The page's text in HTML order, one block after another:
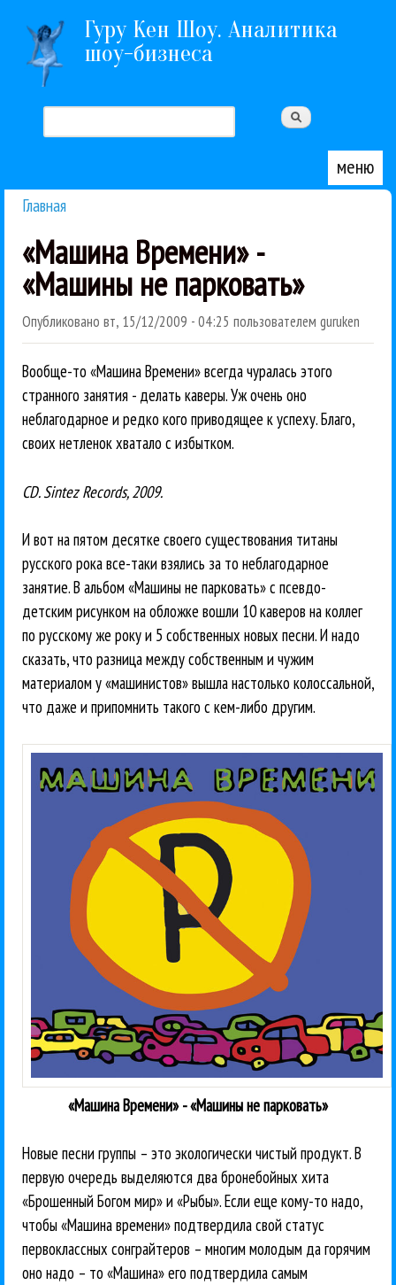
Перейти к основному содержанию
Гуру Кен Шоу. Аналитика
шоу-бизнеса
Форма поиска
меню
Главная
«Машина Времени» -
«Машины не парковать»
Опубликовано вт, 15/12/2009 - 04:25 пользователем guruken
Вообще-то «Машина Времени» всегда чуралась этого
странного занятия - делать каверы. Уж очень оно
неблагодарное и редко кого приводящее к успеху. Благо,
своих нетленок хватало с избытком.
CD. Sintez Records, 2009.
И вот на пятом десятке своего существования титаны
русского рока все-таки взялись за то неблагодарное
занятие. В альбом «Машины не парковать» с псевдо-
детским рисунком на обложке вошли 10 каверов на коллег
по русскому же року и 5 собственных новых песни. И надо
сказать, что разница между собственным и чужим
материалом у «машинистов» вышла настолько колоссальной,
что даже и припомнить такого с кем-либо другим.
«Машина Времени» - «Машины не парковать»
Новые песни группы – это экологически чистый продукт. В
первую очередь выделяются два бронебойных хита
«Брошенный Богом мир» и «Рыбы». Если еще кому-то надо,
чтобы «Машина времени» подтвердила свой статус
первоклассных сонграйтеров – многим молодым да горячим
оно надо – то «Машина» его подтвердила самым